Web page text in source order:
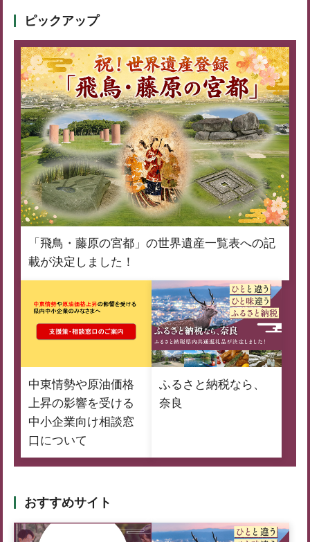
ピックアップ
「飛鳥・藤原の宮都」の世界遺産一覧表への記
載が決定しました！
中東情勢や原油価格
上昇の影響を受ける
中小企業向け相談窓
口について
ふるさと納税なら、
奈良
おすすめサイト